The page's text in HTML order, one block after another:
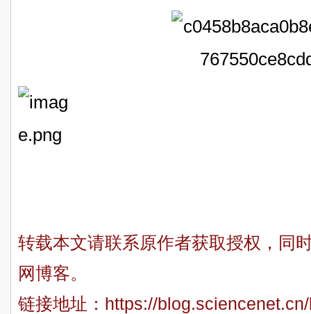
转载本文请联系原作者获取授权，同
网博客。
链接地址： https://